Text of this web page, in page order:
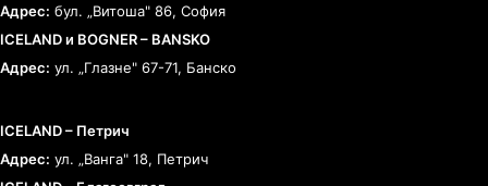
Адрес: бул. „Витоша" 86, София
ICELAND и BOGNER – BANSKO
Адрес: ул. „Глазне" 67-71, Банско
ICELAND – Петрич
Адрес: ул. „Ванга" 18, Петрич